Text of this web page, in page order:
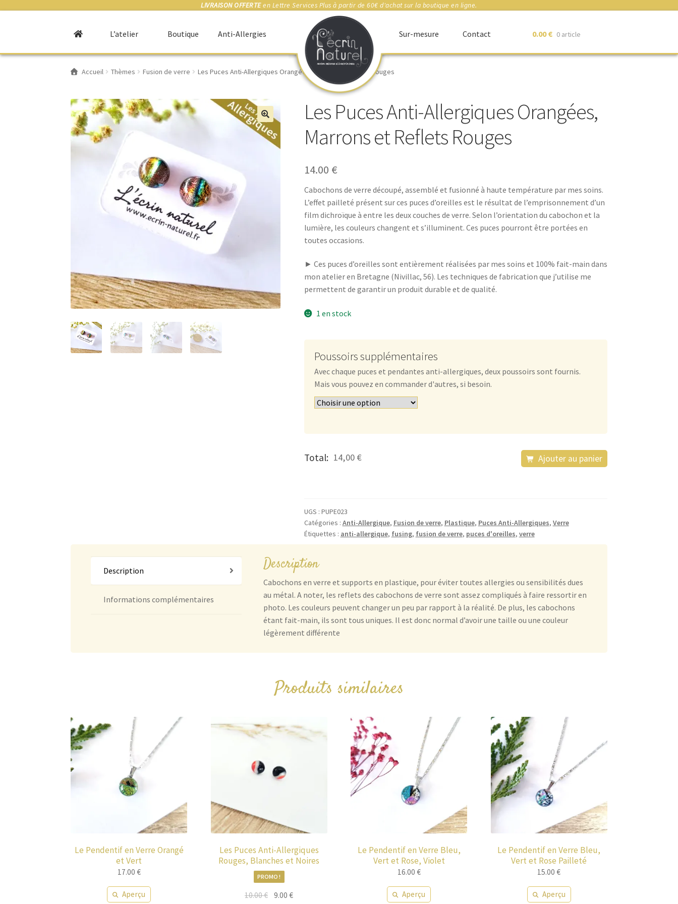
LIVRAISON OFFERTEen Lettre Services Plus à partir de 60€ d'achat sur la boutique en ligne.
Contact
L’atelier Sur-mesure
Boutique Anti-Allergies 0.00€ 0 article
Accueil Thèmes Fusion de verre Les Puces Anti-Allergiques Orangées, Marrons et Reflets Rouges
🔍
Les Puces Anti-Allergiques Orangées,
Marrons et Reflets Rouges
14.00 €
Cabochons de verre découpé, assemblé et fusionné à haute température par mes soins.
L’effet pailleté présent sur ces puces d’oreilles est le résultat de l’emprisonnement d’un
film dichroïque à entre les deux couches de verre. Selon l’orientation du cabochon et la
lumière, les couleurs changent et s’illuminent. Ces puces pourront être portées en
toutes occasions.
► Ces puces d’oreilles sont entièrement réalisées par mes soins et 100% fait-main dans
mon atelier en Bretagne (Nivillac, 56). Les techniques de fabrication que j’utilise me
permettent de garantir un produit durable et de qualité.
1 en stock
Poussoirs supplémentaires
Avec chaque puces et pendantes anti-allergiques, deux poussoirs sont fournis.
Mais vous pouvez en commander d'autres, si besoin.
Total: 14,00 €
Allergiques
Orangées,
Rouges
Ajouter au panier
UGS : PUPE023
Catégories : Anti-Allergique, Fusion de verre, Plastique, Puces Anti-Allergiques, Verre
Étiquettes : anti-allergique, fusing, fusion de verre, puces d'oreilles, verre
Description
Informations complémentaires
Description
Cabochons en verre et supports en plastique, pour éviter toutes allergies ou sensibilités dues
au métal. A noter, les reflets des cabochons de verre sont assez compliqués à faire ressortir en
photo. Les couleurs peuvent changer un peu par rapport à la réalité. De plus, les cabochons
étant fait-main, ils sont tous uniques. Il est donc normal d’avoir une taille ou une couleur
légèrement différente
Produits similaires
Le Pendentif en Verre Orangé
et Vert
17.00 €
Aperçu
Les Puces Anti-Allergiques
Rouges, Blanches et Noires
PROMO !
10.00€
Le
9.00€Le
Le Pendentif en Verre Bleu,
Vert et Rose, Violet
16.00 €
Aperçu
Le Pendentif en Verre Bleu,
Vert et Rose Pailleté
15.00€
Aperçu